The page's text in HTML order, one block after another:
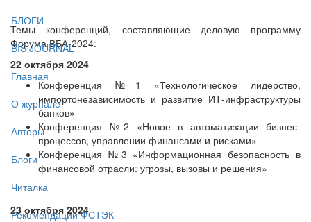
БЛОГИ
BIS JOURNAL
Главная
О журнале
Авторы
Блоги
Читалка
Рекомендации ФСТЭК
Темы конференций, составляющие деловую программу
Форума ВБА-2024:
22 октября 2024
Конференция №1 «Технологическое лидерство,
импортонезависимость и развитие ИТ-инфраструктуры
банков»
Конференция №2 «Новое в автоматизации бизнес-
процессов, управлении финансами и рисками»
Конференция №3 «Информационная безопасность в
финансовой отрасли: угрозы, вызовы и решения»
23 октября 2024